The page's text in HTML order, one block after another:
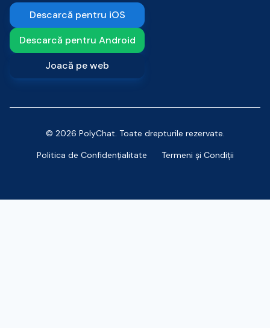
Descarcă pentru iOS
Descarcă pentru Android
Joacă pe web
© 2026 PolyChat. Toate drepturile rezervate.
Politica de Confidențialitate
Termeni și Condiții